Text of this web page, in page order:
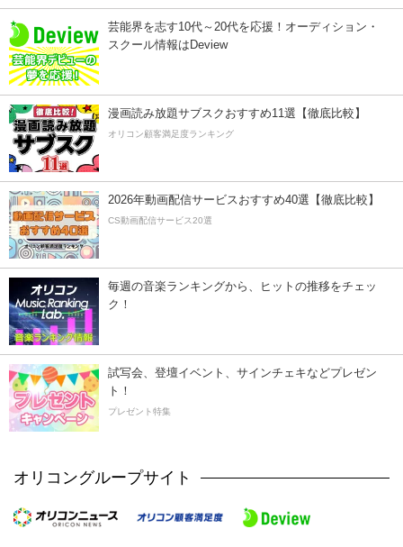
芸能界を志す10代～20代を応援！オーディション・
スクール情報はDeview
漫画読み放題サブスクおすすめ11選【徹底比較】
オリコン顧客満足度ランキング
2026年動画配信サービスおすすめ40選【徹底比較】
CS動画配信サービス20選
毎週の音楽ランキングから、ヒットの推移をチェッ
ク！
試写会、登壇イベント、サインチェキなどプレゼン
ト！
プレゼント特集
オリコングループサイト